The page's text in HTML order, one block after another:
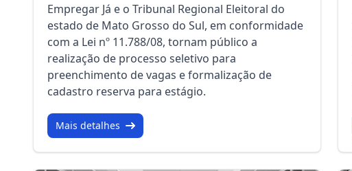
Empregar Já e o Tribunal Regional Eleitoral do
estado de Mato Grosso do Sul, em conformidade
com a Lei nº 11.788/08, tornam público a
realização de processo seletivo para
preenchimento de vagas e formalização de
cadastro reserva para estágio.
Mais detalhes